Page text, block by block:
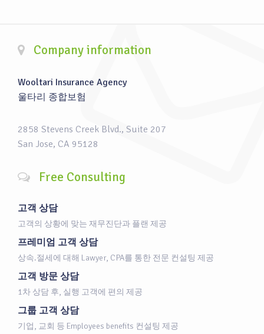
Company information
Wooltari Insurance Agency
울타리 종합보험
2858 Stevens Creek Blvd., Suite 207
San Jose, CA 95128
Free Consulting
고객 상담
고객의 상황에 맞는 재무진단과 플랜 제공
프레미엄 고객 상담
상속.절세에 대해 Lawyer, CPA를 통한 전문 컨설팅 제공
고객 방문 상담
1차 상담 후, 실행 고객에 편의 제공
그룹 고객 상담
기업, 교회 등 Employees benefits 컨설팅 제공